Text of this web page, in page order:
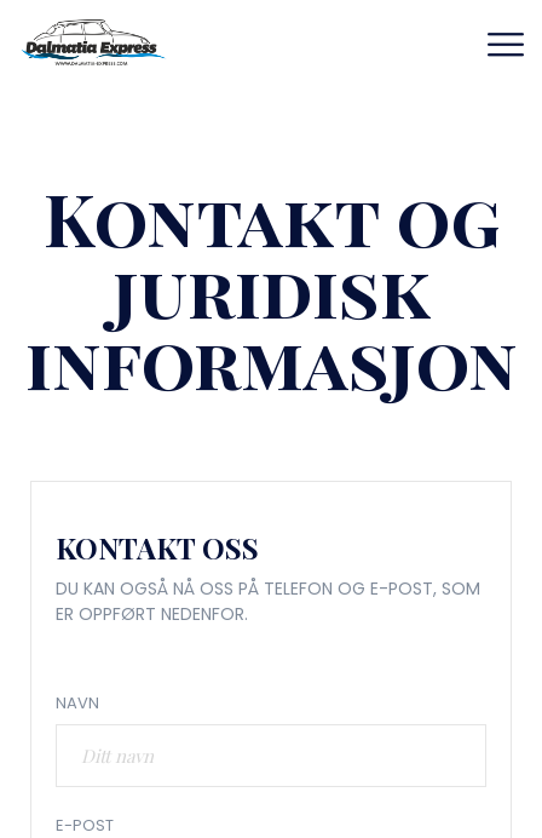
Kontakt og
juridisk
informasjon
KONTAKT OSS
DU KAN OGSÅ NÅ OSS PÅ TELEFON OG E-POST, SOM
ER OPPFØRT NEDENFOR.
NAVN
E-POST